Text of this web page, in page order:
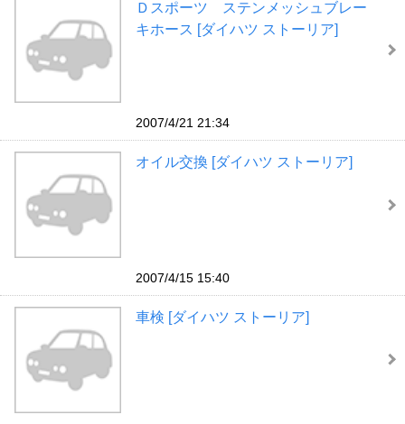
Ｄスポーツ ステンメッシュブレー
キホース [ダイハツ ストーリア]
2007/4/21 21:34
オイル交換 [ダイハツ ストーリア]
2007/4/15 15:40
車検 [ダイハツ ストーリア]